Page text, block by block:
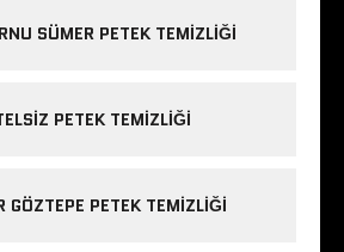
SÜMER PETEK TEMIZLIĞI
PETEK TEMIZLIĞI
GÖZTEPE PETEK TEMIZLIĞI